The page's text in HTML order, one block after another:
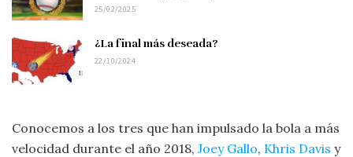
25/02/2025
¿La final más deseada?
22/10/2024
Conocemos a los tres que han impulsado la bola a más
velocidad durante el año 2018, Joey Gallo, Khris Davis y